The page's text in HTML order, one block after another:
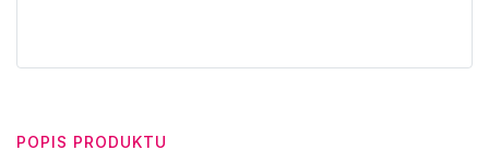
POPIS PRODUKTU